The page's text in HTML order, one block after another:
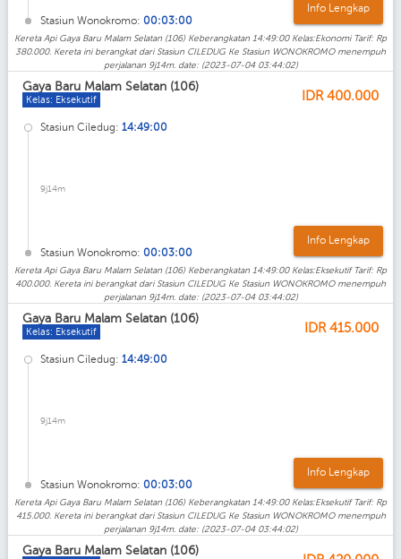
Stasiun Wonokromo: 00:03:00
Info Lengkap
Kereta Api Gaya Baru Malam Selatan (106) Keberangkatan 14:49:00 Kelas:Ekonomi Tarif: Rp
380.000. Kereta ini berangkat dari Stasiun CILEDUG Ke Stasiun WONOKROMO menempuh
perjalanan 9j14m. date: (2023-07-04 03:44:02)
Gaya Baru Malam Selatan (106)
Kelas: Eksekutif IDR 400.000
Stasiun Ciledug: 14:49:00
9j14m
Stasiun Wonokromo: 00:03:00
Info Lengkap
Kereta Api Gaya Baru Malam Selatan (106) Keberangkatan 14:49:00 Kelas:Eksekutif Tarif: Rp
400.000. Kereta ini berangkat dari Stasiun CILEDUG Ke Stasiun WONOKROMO menempuh
perjalanan 9j14m. date: (2023-07-04 03:44:02)
Gaya Baru Malam Selatan (106)
Kelas: Eksekutif IDR 415.000
Stasiun Ciledug: 14:49:00
9j14m
Stasiun Wonokromo: 00:03:00
Info Lengkap
Kereta Api Gaya Baru Malam Selatan (106) Keberangkatan 14:49:00 Kelas:Eksekutif Tarif: Rp
415.000. Kereta ini berangkat dari Stasiun CILEDUG Ke Stasiun WONOKROMO menempuh
perjalanan 9j14m. date: (2023-07-04 03:44:02)
Gaya Baru Malam Selatan (106)